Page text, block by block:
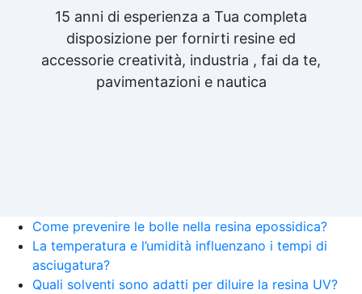
15 anni di esperienza a Tua completa
disposizione per fornirti resine ed
accessorie creatività, industria , fai da te,
pavimentazioni e nautica
Come prevenire le bolle nella resina epossidica?
La temperatura e l’umidità influenzano i tempi di
asciugatura?
Quali solventi sono adatti per diluire la resina UV?